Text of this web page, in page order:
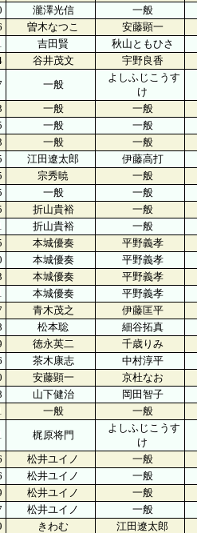
瀧澤光信 一般
曽木なつこ 安藤顕一
吉田賢 秋山ともひさ
谷井茂文 宇野良香
一般
よしふじこうす
け
一般 一般
一般 一般
一般 一般
江田遼太郎 伊藤高打
宗秀暁 一般
一般 一般
折山貴裕 一般
折山貴裕 一般
本城優奏 平野義孝
本城優奏 平野義孝
本城優奏 平野義孝
本城優奏 平野義孝
青木茂之 伊藤匡平
松本聡 細谷拓真
徳永英二 千歳りみ
茶木康志 中村淳平
安藤顕一 京杜なお
山下健治 岡田智子
一般 一般
梶原将門
よしふじこうす
け
松井ユイノ 一般
松井ユイノ 一般
松井ユイノ 一般
松井ユイノ 一般
きわむ 江田遼太郎